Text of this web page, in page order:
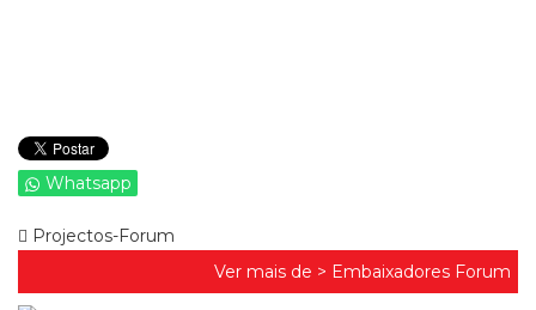
Whatsapp
Projectos-Forum
Ver mais de > Embaixadores Forum